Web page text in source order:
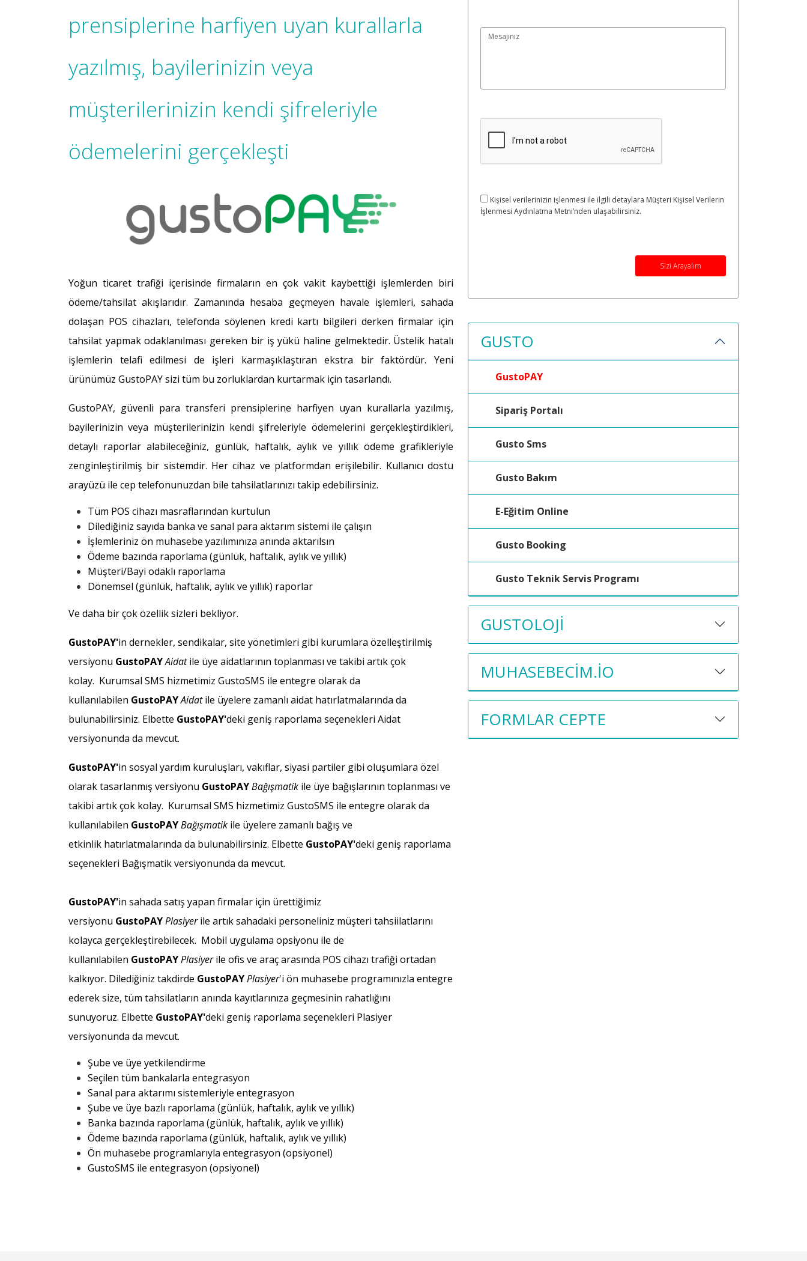
prensiplerine harfiyen uyan kurallarla
yazılmış, bayilerinizin veya
müşterilerinizin kendi şifreleriyle
ödemelerini gerçekleşti
Yoğun ticaret trafiği içerisinde firmaların en çok vakit kaybettiği işlemlerden biri
ödeme/tahsilat akışlarıdır. Zamanında hesaba geçmeyen havale işlemleri, sahada
dolaşan POS cihazları, telefonda söylenen kredi kartı bilgileri derken firmalar için
tahsilat yapmak odaklanılması gereken bir iş yükü haline gelmektedir. Üstelik hatalı
işlemlerin telafi edilmesi de işleri karmaşıklaştıran ekstra bir faktördür. Yeni
ürünümüz GustoPAY sizi tüm bu zorluklardan kurtarmak için tasarlandı.
GustoPAY, güvenli para transferi prensiplerine harfiyen uyan kurallarla yazılmış,
bayilerinizin veya müşterilerinizin kendi şifreleriyle ödemelerini gerçekleştirdikleri,
detaylı raporlar alabileceğiniz, günlük, haftalık, aylık ve yıllık ödeme grafikleriyle
zenginleştirilmiş bir sistemdir. Her cihaz ve platformdan erişilebilir. Kullanıcı dostu
arayüzü ile cep telefonunuzdan bile tahsilatlarınızı takip edebilirsiniz.
Tüm POS cihazı masraflarından kurtulun
Dilediğiniz sayıda banka ve sanal para aktarım sistemi ile çalışın
İşlemleriniz ön muhasebe yazılımınıza anında aktarılsın
Ödeme bazında raporlama (günlük, haftalık, aylık ve yıllık)
Müşteri/Bayi odaklı raporlama
Dönemsel (günlük, haftalık, aylık ve yıllık) raporlar
Ve daha bir çok özellik sizleri bekliyor.
GustoPAY'in dernekler, sendikalar, site yönetimleri gibi kurumlara özelleştirilmiş
versiyonu GustoPAYAidatile üye aidatlarının toplanması ve takibi artık çok
kolay. Kurumsal SMS hizmetimiz GustoSMS ile entegre olarak da
kullanılabilen GustoPAYAidat ile üyelere zamanlı aidat hatırlatmalarında da
bulunabilirsiniz. Elbette GustoPAY'deki geniş raporlama seçenekleri Aidat
versiyonunda da mevcut.
GustoPAY'in sosyal yardım kuruluşları, vakıflar, siyasi partiler gibi oluşumlara özel
olarak tasarlanmış versiyonu GustoPAYBağışmatik ile üye bağışlarının toplanması ve
takibi artık çok kolay. Kurumsal SMS hizmetimiz GustoSMS ile entegre olarak da
kullanılabilen GustoPAYBağışmatik ile üyelere zamanlı bağış ve
etkinlik hatırlatmalarında da bulunabilirsiniz. Elbette GustoPAY'deki geniş raporlama
seçenekleri Bağışmatik versiyonunda da mevcut.
GustoPAY'in sahada satış yapan firmalar için ürettiğimiz
versiyonu GustoPAYPlasiyerile artık sahadaki personeliniz müşteri tahsiilatlarını
kolayca gerçekleştirebilecek. Mobil uygulama opsiyonu ile de
kullanılabilen GustoPAYPlasiyerile ofis ve araç arasında POS cihazı trafiği ortadan
kalkıyor. Dilediğiniz takdirde GustoPAYPlasiyer'i ön muhasebe programınızla entegre
ederek size, tüm tahsilatların anında kayıtlarınıza geçmesinin rahatlığını
sunuyoruz. Elbette GustoPAY'deki geniş raporlama seçenekleri Plasiyer
versiyonunda da mevcut.
Şube ve üye yetkilendirme
Seçilen tüm bankalarla entegrasyon
Sanal para aktarımı sistemleriyle entegrasyon
Şube ve üye bazlı raporlama (günlük, haftalık, aylık ve yıllık)
Banka bazında raporlama (günlük, haftalık, aylık ve yıllık)
Ödeme bazında raporlama (günlük, haftalık, aylık ve yıllık)
Ön muhasebe programlarıyla entegrasyon (opsiyonel)
GustoSMS ile entegrasyon (opsiyonel)
Kişisel verilerinizin işlenmesi ile ilgili detaylara Müşteri Kişisel Verilerin
İşlenmesi Aydınlatma Metni’nden ulaşabilirsiniz.
Sizi Arayalım
GUSTO
GustoPAY
Sipariş Portalı
Gusto Sms
Gusto Bakım
E-Eğitim Online
Gusto Booking
Gusto Teknik Servis Programı
GUSTOLOJI
MUHASEBECIM.IO
FORMLAR CEPTE